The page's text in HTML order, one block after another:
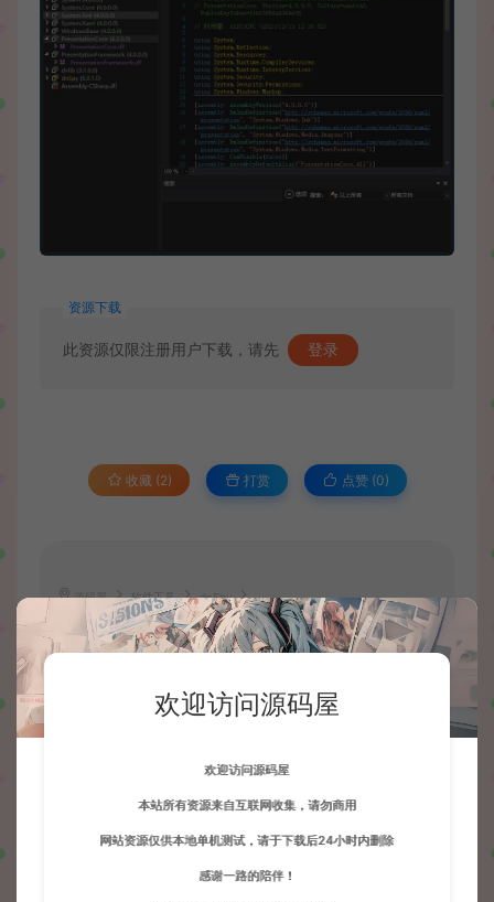
资源下载
此资源仅限注册用户下载，请先 登录
收藏 (2) 打赏 点赞 (0)
源码屋 软件工具
dnSpy
https://wd.51boshao.vip/8358/rjgj/
网站默认解压密码：www.51boshao.com
欢迎访问源码屋
欢迎访问源码屋
本站所有资源来自互联网收集，请勿商用
网站资源仅供本地单机测试，请于下载后24小时内删除
感谢一路的陪伴！